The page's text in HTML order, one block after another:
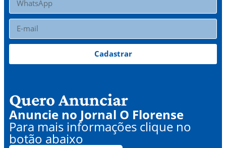
Cadastrar
Quero Anunciar
Anuncie no Jornal O Florense
Para mais informações clique no
botão abaixo